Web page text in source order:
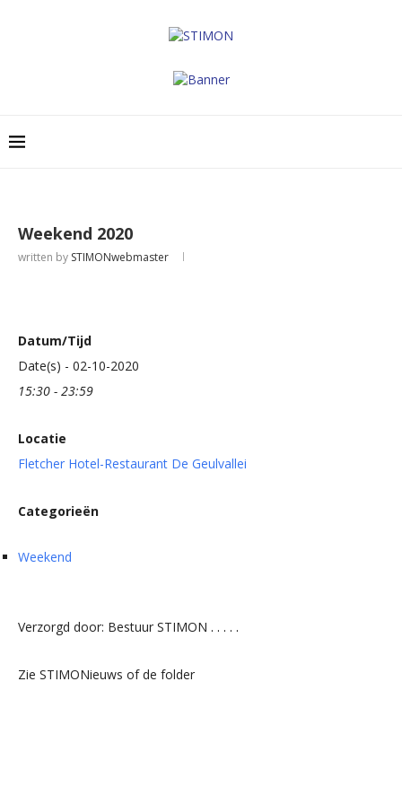
Weekend 2020
written by STIMONwebmaster
Datum/Tijd
Date(s) - 02-10-2020
15:30 - 23:59
Locatie
Fletcher Hotel-Restaurant De Geulvallei
Categorieën
Weekend
Verzorgd door: Bestuur STIMON . . . . .
Zie STIMONieuws of de folder